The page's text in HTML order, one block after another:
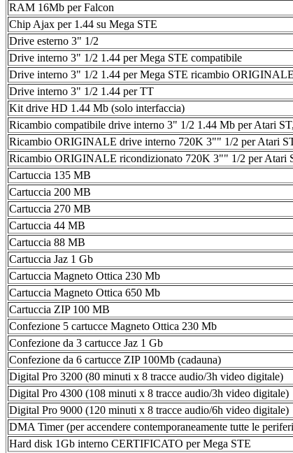
RAM 16Mb per Falcon
Chip Ajax per 1.44 su Mega STE
Drive esterno 3" 1/2
Drive interno 3" 1/2 1.44 per Mega STE compatibile
Drive interno 3" 1/2 1.44 per Mega STE ricambio ORIGINALE
Drive interno 3" 1/2 1.44 per TT
Kit drive HD 1.44 Mb (solo interfaccia)
Ricambio compatibile drive interno 3" 1/2 1.44 Mb per Atari
Ricambio ORIGINALE drive interno 720K 3"" 1/2 per Atari
Ricambio ORIGINALE ricondizionato 720K 3"" 1/2 per Atari
Cartuccia 135 MB
Cartuccia 200 MB
Cartuccia 270 MB
Cartuccia 44 MB
Cartuccia 88 MB
Cartuccia Jaz 1 Gb
Cartuccia Magneto Ottica 230 Mb
Cartuccia Magneto Ottica 650 Mb
Cartuccia ZIP 100 MB
Confezione 5 cartucce Magneto Ottica 230 Mb
Confezione da 3 cartucce Jaz 1 Gb
Confezione da 6 cartucce ZIP 100Mb (cadauna)
Digital Pro 3200 (80 minuti x 8 tracce audio/3h video digitale)
Digital Pro 4300 (108 minuti x 8 tracce audio/3h video digitale)
Digital Pro 9000 (120 minuti x 8 tracce audio/6h video digitale)
DMA Timer (per accendere contemporaneamente tutte le
Hard disk 1Gb interno CERTIFICATO per Mega STE